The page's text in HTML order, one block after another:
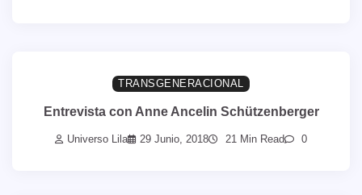
TRANSGENERACIONAL
Entrevista con Anne Ancelin Schützenberger
Universo Lila 29 Junio, 2018 21 Min Read 0